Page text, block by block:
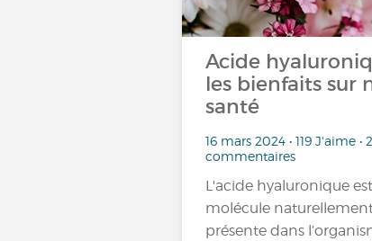
Acide
les bienfaits sur
santé
16 mars 2024 • 119 J'aime •
commentaires
L'acide hyaluronique
molécule
présente dans